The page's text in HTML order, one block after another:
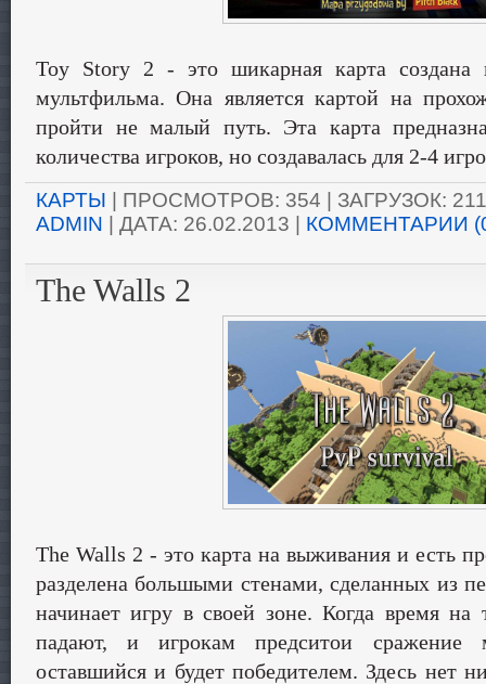
Toy Story 2 - это шикарная карта создана
мультфильма. Она является картой на
пройти не малый путь. Эта карта
количества игроков, но создавалась для 2-4
КАРТЫ | ПРОСМОТРОВ: 354 | ЗАГРУЗОК:
ADMIN | ДАТА: 26.02.2013 КОММЕНТАРИИ
The Walls 2
The Walls 2 - это карта на выживания и есть
разделена большыми стенами, сделанных из
начинает игру в своей зоне. Когда время на
падают, и игрокам предситои сражение
оставшийся и будет победителем. Здесь нет